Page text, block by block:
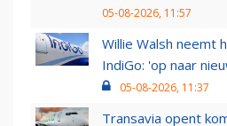
05-08-2026, 11:57
Willie Walsh neemt
IndiGo: 'op naar
05-08-2026, 11:37
Transavia opent